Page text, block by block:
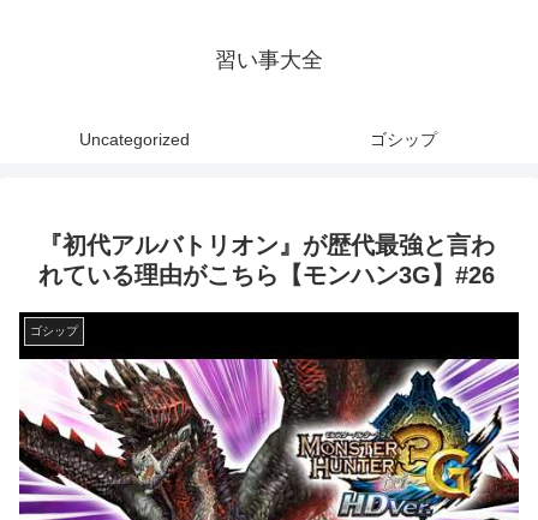
習い事大全
Uncategorized ゴシップ
『初代アルバトリオン』が歴代最強と言わ
れている理由がこちら【モンハン3G】#26
ゴシップ